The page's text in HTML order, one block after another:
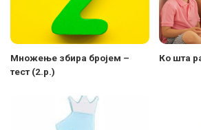
Множење збира бројем –
тест (2.р.)
Ко шта